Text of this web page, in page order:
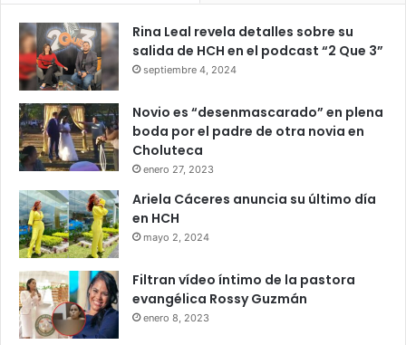
Rina Leal revela detalles sobre su
salida de HCH en el podcast “2 Que 3”
septiembre 4, 2024
Novio es “desenmascarado” en plena
boda por el padre de otra novia en
Choluteca
enero 27, 2023
Ariela Cáceres anuncia su último día
en HCH
mayo 2, 2024
Filtran vídeo íntimo de la pastora
evangélica Rossy Guzmán
enero 8, 2023